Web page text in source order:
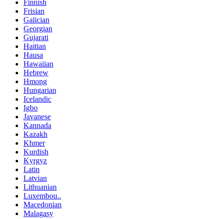
Finnish
Frisian
Galician
Georgian
Gujarati
Haitian
Hausa
Hawaiian
Hebrew
Hmong
Hungarian
Icelandic
Igbo
Javanese
Kannada
Kazakh
Khmer
Kurdish
Kyrgyz
Latin
Latvian
Lithuanian
Luxembou..
Macedonian
Malagasy